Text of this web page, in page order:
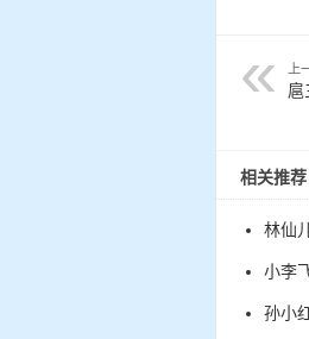
上
扈
相关推荐
林仙
小李
孙小